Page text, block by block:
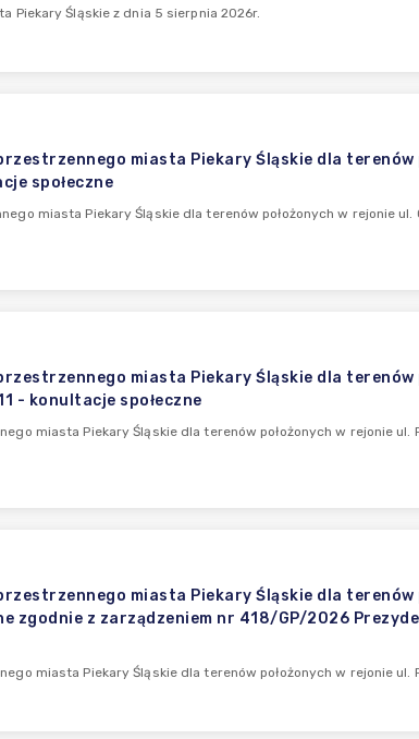
Piekary Śląskie z dnia 5 sierpnia 2026r.
miasta Piekary Śląskie dla terenów
społeczne
miasta Piekary Śląskie dla terenów położonych w rejonie ul.
miasta Piekary Śląskie dla terenów
- konultacje społeczne
miasta Piekary Śląskie dla terenów położonych w rejonie ul.
miasta Piekary Śląskie dla terenów
zgodnie z zarządzeniem nr 418/GP/2026
miasta Piekary Śląskie dla terenów położonych w rejonie